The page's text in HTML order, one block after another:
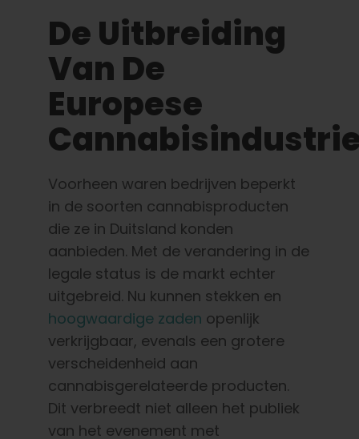
De Uitbreiding
Van De
Europese
Voorheen waren bedrijven beperkt
in de soorten cannabisproducten
die ze in Duitsland konden
aanbieden. Met de verandering in de
legale status is de markt echter
uitgebreid. Nu kunnen stekken en
hoogwaardige zaden openlijk
verkrijgbaar, evenals een grotere
verscheidenheid aan
cannabisgerelateerde producten.
Dit verbreedt niet alleen het publiek
van het evenement met